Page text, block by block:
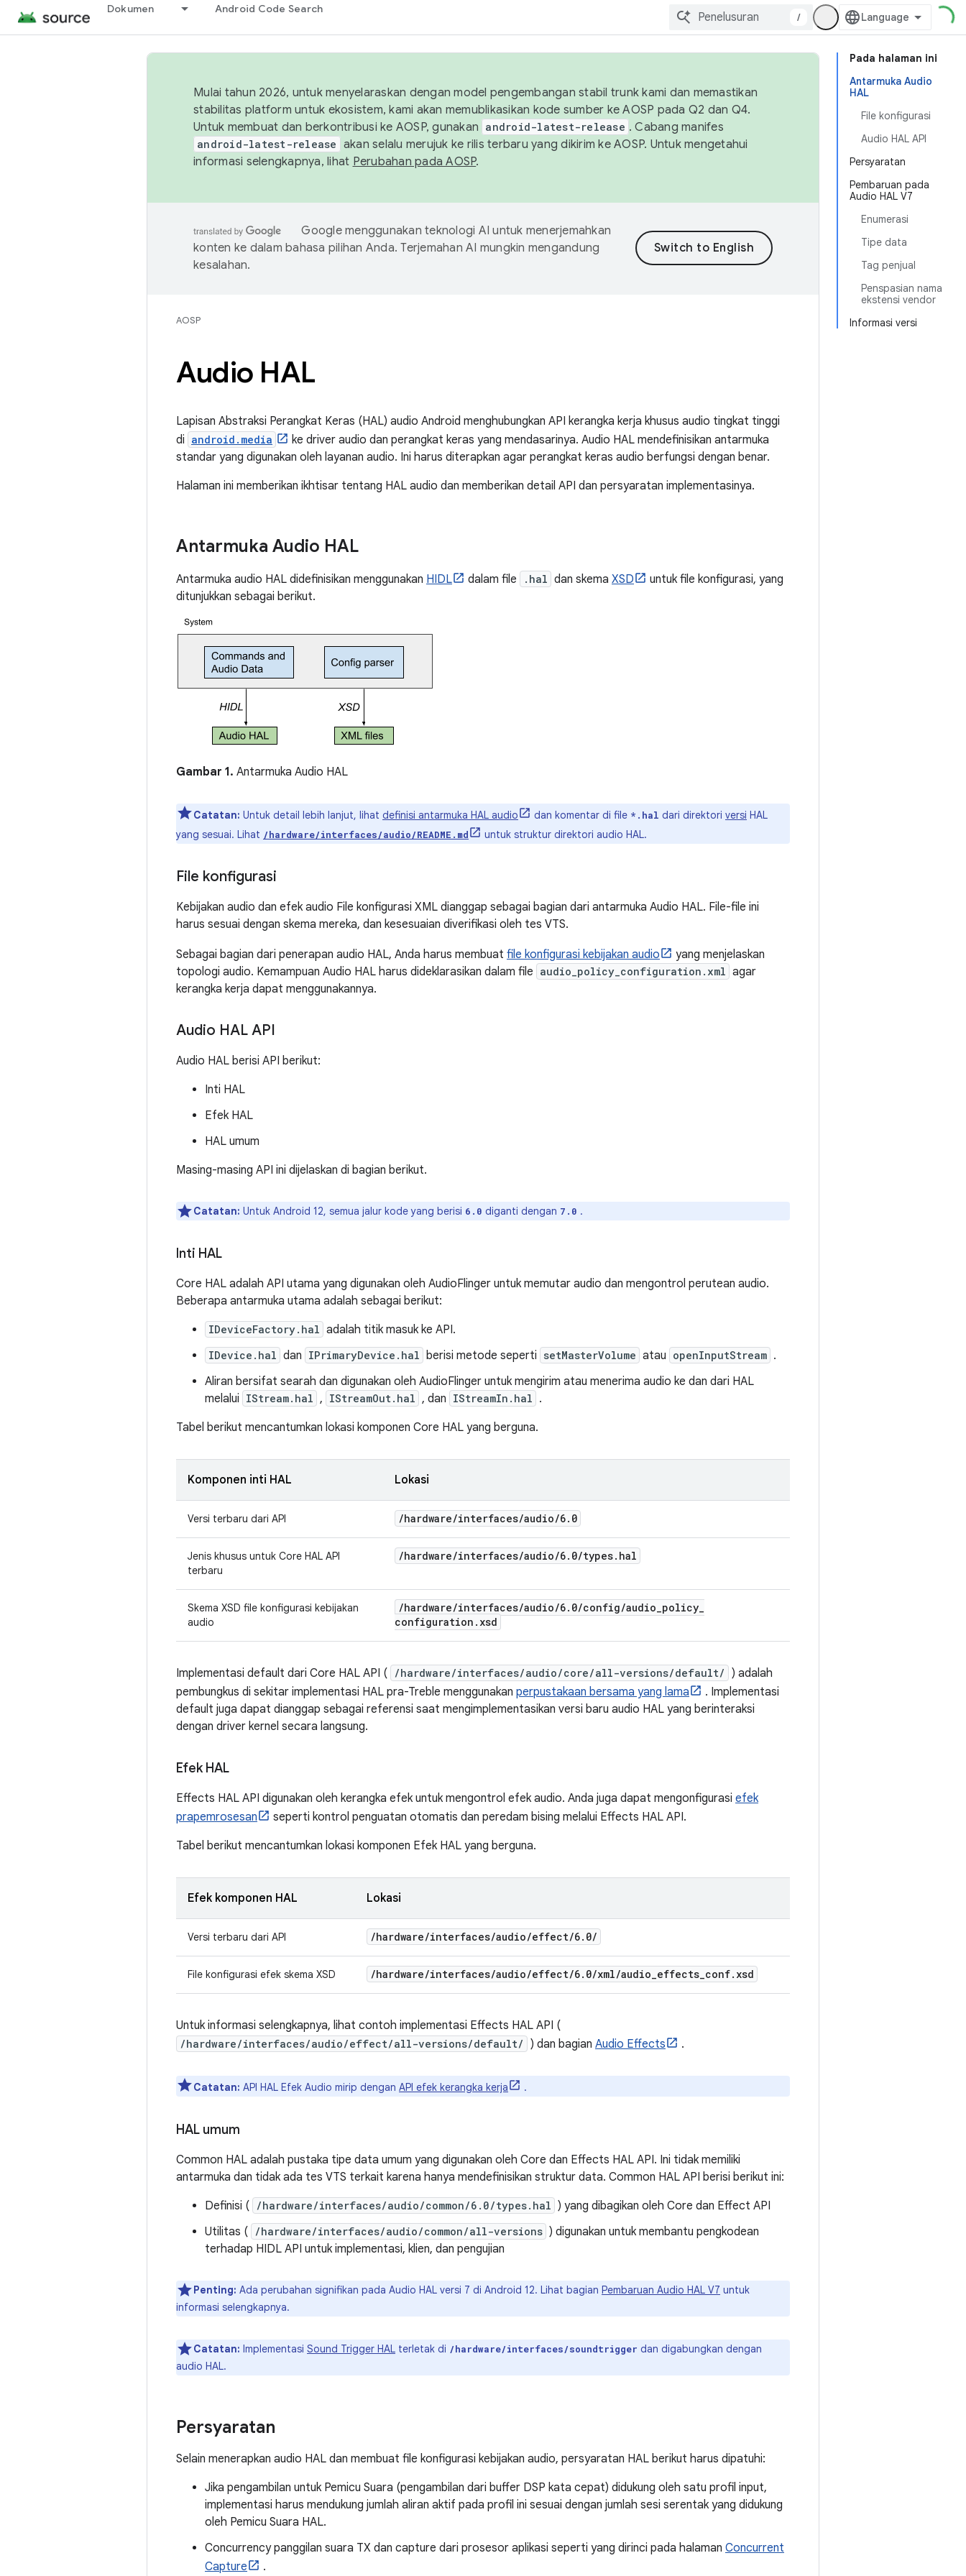
Dokumen Android Code Search
/
Pada halaman ini
Antarmuka Audio
HAL
File konfigurasi
Audio HAL API
Persyaratan
Pembaruan pada
Audio HAL V7
Enumerasi
Tipe data
Tag penjual
Penspasian nama
ekstensi vendor
Informasi versi
Mulai tahun 2026, untuk menyelaraskan dengan model pengembangan stabil trunk kami dan memastikan
stabilitas platform untuk ekosistem, kami akan memublikasikan kode sumber ke AOSP pada Q2 dan Q4.
Untuk membuat dan berkontribusi ke AOSP, gunakan android-latest-release . Cabang manifes
android-latest-release akan selalu merujuk ke rilis terbaru yang dikirim ke AOSP. Untuk mengetahui
informasi selengkapnya, lihat Perubahan pada AOSP.
Google menggunakan teknologi AI untuk menerjemahkan
konten ke dalam bahasa pilihan Anda. Terjemahan AI mungkin mengandung
kesalahan.
AOSP
Audio HAL
Lapisan Abstraksi Perangkat Keras (HAL) audio Android menghubungkan API kerangka kerja khusus audio tingkat tinggi
di android.media
ke driver audio dan perangkat keras yang mendasarinya. Audio HAL mendefinisikan antarmuka
standar yang digunakan oleh layanan audio. Ini harus diterapkan agar perangkat keras audio berfungsi dengan benar.
Halaman ini memberikan ikhtisar tentang HAL audio dan memberikan detail API dan persyaratan implementasinya.
Antarmuka Audio HAL
Antarmuka audio HAL didefinisikan menggunakan HIDL dalam file .hal dan skema XSD
untuk file konfigurasi, yang
ditunjukkan sebagai berikut.
Gambar 1. Antarmuka Audio HAL
Catatan: Untuk detail lebih lanjut, lihat definisi antarmuka HAL audio dan komentar di file *.hal dari direktori versi HAL
yang sesuai. Lihat /hardware/interfaces/audio/README.md untuk struktur direktori audio HAL.
File konfigurasi
Kebijakan audio dan efek audio File konfigurasi XML dianggap sebagai bagian dari antarmuka Audio HAL. File-file ini
harus sesuai dengan skema mereka, dan kesesuaian diverifikasi oleh tes VTS.
Sebagai bagian dari penerapan audio HAL, Anda harus membuat file konfigurasi kebijakan audio
yang menjelaskan
topologi audio. Kemampuan Audio HAL harus dideklarasikan dalam file audio_policy_configuration.xml agar
kerangka kerja dapat menggunakannya.
Audio HAL API
Audio HAL berisi API berikut:
Inti HAL
Efek HAL
HAL umum
Masing-masing API ini dijelaskan di bagian berikut.
Catatan: Untuk Android 12, semua jalur kode yang berisi 6.0 diganti dengan 7.0 .
Inti HAL
Core HAL adalah API utama yang digunakan oleh AudioFlinger untuk memutar audio dan mengontrol perutean audio.
Beberapa antarmuka utama adalah sebagai berikut:
IDeviceFactory.hal adalah titik masuk ke API.
IDevice.hal dan IPrimaryDevice.hal berisi metode seperti setMasterVolume atau openInputStream .
Aliran bersifat searah dan digunakan oleh AudioFlinger untuk mengirim atau menerima audio ke dan dari HAL
melalui IStream.hal , IStreamOut.hal , dan IStreamIn.hal .
Tabel berikut mencantumkan lokasi komponen Core HAL yang berguna.
Komponen inti HAL Lokasi
Versi terbaru dari API /hardware/interfaces/audio/6. 0
Jenis khusus untuk Core HAL API
terbaru
/hardware/interfaces/audio/6. 0/types. hal
Skema XSD file konfigurasi kebijakan
audio
/hardware/interfaces/audio/6. 0/config/audio_policy_
configuration . xsd
Implementasi default dari Core HAL API ( /hardware/interfaces/audio/core/all-versions/default/
) adalah
pembungkus di sekitar implementasi HAL pra-Treble menggunakan perpustakaan bersama yang lama
. Implementasi
default juga dapat dianggap sebagai referensi saat mengimplementasikan versi baru audio HAL yang berinteraksi
dengan driver kernel secara langsung.
Efek HAL
Effects HAL API digunakan oleh kerangka efek untuk mengontrol efek audio. Anda juga dapat mengonfigurasi efek
prapemrosesan
seperti kontrol penguatan otomatis dan peredam bising melalui Effects HAL API.
Tabel berikut mencantumkan lokasi komponen Efek HAL yang berguna.
Efek komponen HAL Lokasi
Versi terbaru dari API /hardware/interfaces/audio/effect/6. 0/
File konfigurasi efek skema XSD /hardware/interfaces/audio/effect/6. 0/xml/audio_effects_conf. xsd
Untuk informasi selengkapnya, lihat contoh implementasi Effects HAL API (
/hardware/interfaces/audio/effect/all-versions/default/ ) dan bagian Audio Effects .
Catatan: API HAL Efek Audio mirip dengan API efek kerangka kerja .
HAL umum
Common HAL adalah pustaka tipe data umum yang digunakan oleh Core dan Effects HAL API. Ini tidak memiliki
antarmuka dan tidak ada tes VTS terkait karena hanya mendefinisikan struktur data. Common HAL API berisi berikut ini:
Definisi (
/hardware/interfaces/audio/common/6.0/types.hal ) yang dibagikan oleh Core dan Effect API
Utilitas (
/hardware/interfaces/audio/common/all-versions ) digunakan untuk membantu pengkodean
terhadap HIDL API untuk implementasi, klien, dan pengujian
Penting: Ada perubahan signifikan pada Audio HAL versi 7 di Android 12. Lihat bagian Pembaruan Audio HAL V7 untuk
informasi selengkapnya.
Catatan: Implementasi Sound Trigger HAL terletak di /hardware/interfaces/soundtrigger dan digabungkan dengan
audio HAL.
Persyaratan
Selain menerapkan audio HAL dan membuat file konfigurasi kebijakan audio, persyaratan HAL berikut harus dipatuhi:
Jika pengambilan untuk Pemicu Suara (pengambilan dari buffer DSP kata cepat) didukung oleh satu profil input,
implementasi harus mendukung jumlah aliran aktif pada profil ini sesuai dengan jumlah sesi serentak yang didukung
oleh Pemicu Suara HAL.
Concurrency panggilan suara TX dan capture dari prosesor aplikasi seperti yang dirinci pada halaman Concurrent
Capture
.